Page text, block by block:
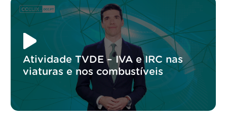
Atividade TVDE – IVA e IRC nas
viaturas e nos combustíveis